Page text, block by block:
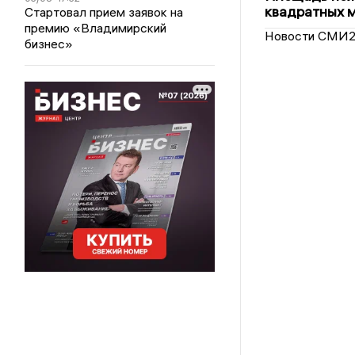
Стартовал прием заявок на
премию «Владимирский
бизнес»
квадратных
Новости СМИ2